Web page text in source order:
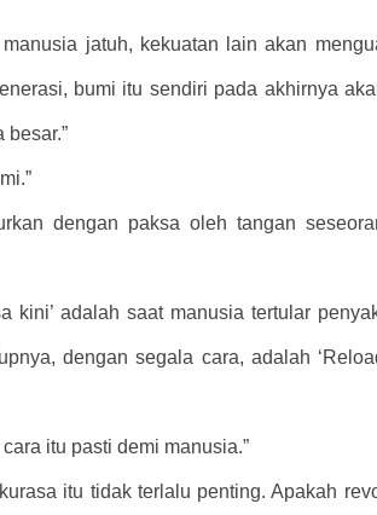
jatuh, kekuatan lain akan
bumi itu sendiri pada akhirnya
besar.”
dengan paksa oleh tangan
kini’ adalah saat manusia tertular
dengan segala cara, adalah
itu pasti demi manusia.”
itu tidak terlalu penting. Apakah